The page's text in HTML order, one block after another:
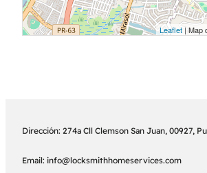
Leaflet | Map
Dirección: 274a Cll Clemson San Juan, 00927,
Email: info@locksmithhomeservices.com